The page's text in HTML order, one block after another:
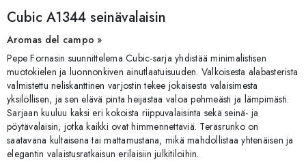
Cubic A1344 seinävalaisin
Aromas del campo »
Pepe Fornasin suunnittelema Cubic-sarja yhdistää minimalistisen
muotokielen ja luonnonkiven ainutlaatuisuuden. Valkoisesta alabasterista
valmistettu neliskanttinen varjostin tekee jokaisesta valaisimesta
yksilöllisen, ja sen elävä pinta heijastaa valoa pehmeästi ja lämpimästi.
Sarjaan kuuluu kaksi eri kokoista riippuvalaisinta sekä seinä- ja
pöytävalaisin, jotka kaikki ovat himmennettäviä. Teräsrunko on
saatavana kultaisena tai mattamustana, mikä mahdollistaa yhtenäisen ja
elegantin valaistusratkaisun erilaisiin julkitiloihin.